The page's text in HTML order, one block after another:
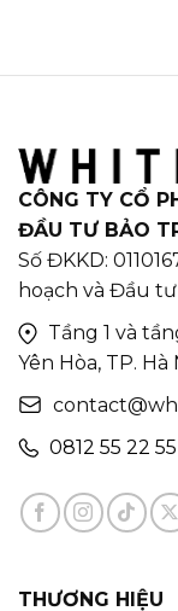
CÔNG TY CỔ
ĐẦU TƯ BẢO
Số ĐKKD:
hoạch và Đầu tư
Tầng 1 và
Yên Hòa, TP. Hà
0812 55 22 55
THƯƠNG HIỆU